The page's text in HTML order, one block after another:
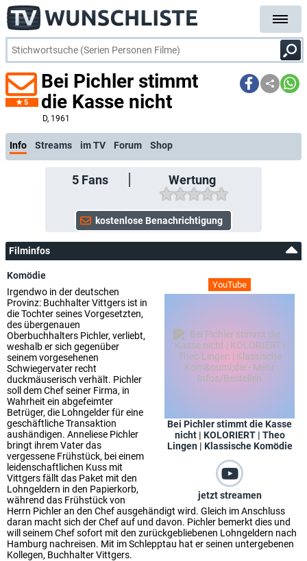
5
Bei Pichler stimmt
die Kasse nicht
D, 1961
Info Streams im TV Forum Shop
5Fans Wertung
Filminfos
YouTube
Bei Pichler stimmt die Kasse
nicht | KOLORIERT | Theo
Lingen | Klassische Komödie
jetzt streamen
Komödie
Irgendwo in der deutschen
Provinz: Buchhalter Vittgers ist in
die Tochter seines Vorgesetzten,
des übergenauen
Oberbuchhalters Pichler, verliebt,
weshalb er sich gegenüber
seinem vorgesehenen
Schwiegervater recht
duckmäuserisch verhält. Pichler
soll dem Chef seiner Firma, in
Wahrheit ein abgefeimter
Betrüger, die Lohngelder für eine
geschäftliche Transaktion
aushändigen. Anneliese Pichler
bringt ihrem Vater das
vergessene Frühstück, bei einem
leidenschaftlichen Kuss mit
Vittgers fällt das Paket mit den
Lohngeldern in den Papierkorb,
während das Frühstück von
Herrn Pichler an den Chef ausgehändigt wird. Gleich im Anschluss
daran macht sich der Chef auf und davon. Pichler bemerkt dies und
will seinem Chef sofort mit den zurückgebliebenen Lohngeldern nach
Hamburg nachreisen. Mit im Schlepptau hat er seinen untergebenen
Kollegen, Buchhalter Vittgers.